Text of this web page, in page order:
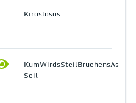
Kiroslosos
KumWirdsSteilBruchensAs
Seil